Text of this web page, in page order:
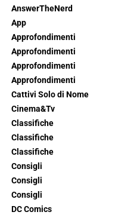
AnswerTheNerd
App
Approfondimenti
Approfondimenti
Approfondimenti
Approfondimenti
Cattivi Solo di Nome
Cinema&Tv
Classifiche
Classifiche
Classifiche
Consigli
Consigli
Consigli
DC Comics